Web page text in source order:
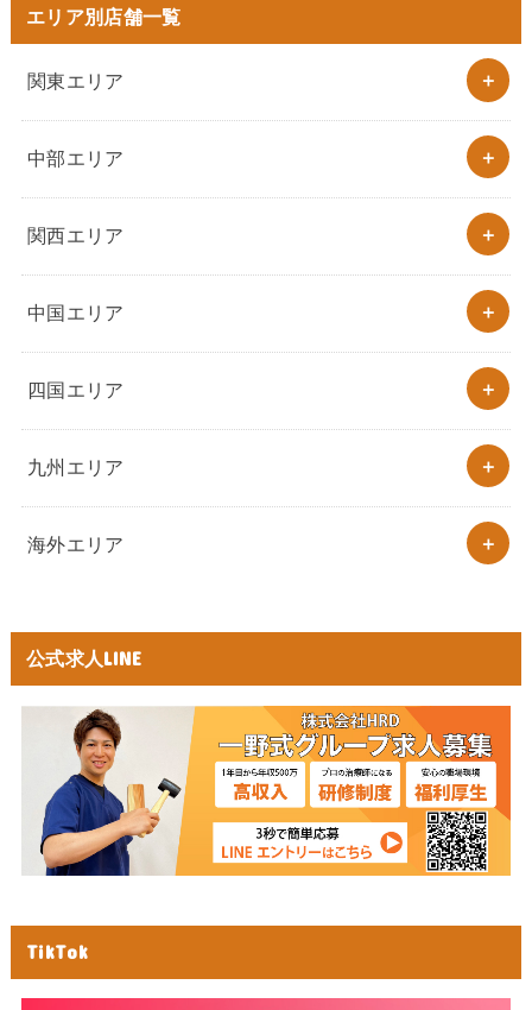
エリア別店舗一覧
関東エリア
中部エリア
関西エリア
中国エリア
四国エリア
九州エリア
海外エリア
公式求人LINE
TikTok